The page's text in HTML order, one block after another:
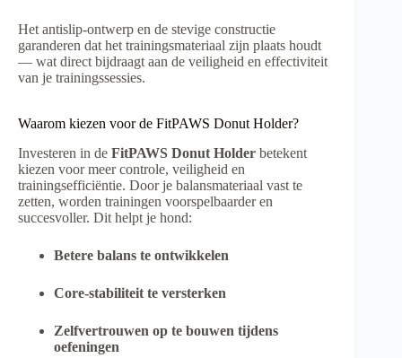
Het antislip-ontwerp en de stevige constructie
garanderen dat het trainingsmateriaal zijn plaats houdt
— wat direct bijdraagt aan de veiligheid en effectiviteit
van je trainingssessies.
Waarom kiezen voor de FitPAWS Donut Holder?
Investeren in de FitPAWS Donut Holder betekent
kiezen voor meer controle, veiligheid en
trainingsefficiëntie. Door je balansmateriaal vast te
zetten, worden trainingen voorspelbaarder en
succesvoller. Dit helpt je hond:
Betere balans te ontwikkelen
Core-stabiliteit te versterken
Zelfvertrouwen op te bouwen tijdens
oefeningen